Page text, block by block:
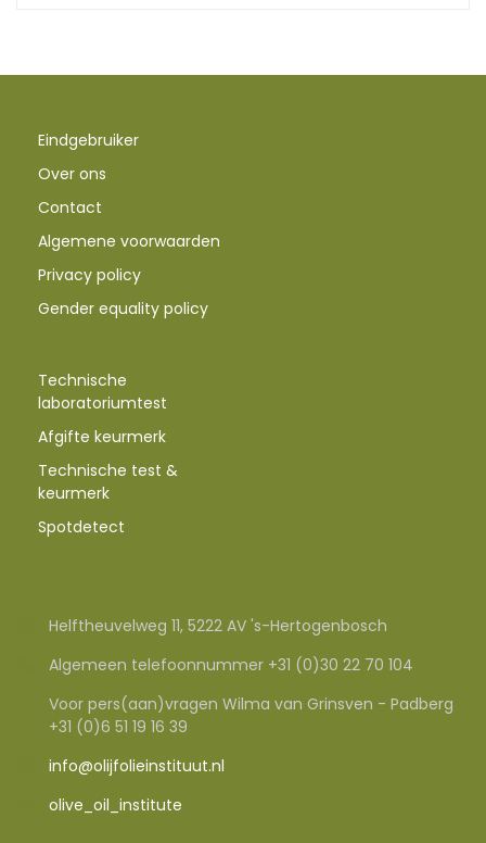
Eindgebruiker
Over ons
Contact
Algemene voorwaarden
Privacy policy
Gender equality policy
Technische
laboratoriumtest
Afgifte keurmerk
Technische test &
keurmerk
Spotdetect
Helftheuvelweg 11, 5222 AV 's-Hertogenbosch
Algemeen telefoonnummer +31 (0)30 22 70 104
Voor pers(aan)vragen Wilma van Grinsven - Padberg
+31 (0)6 51 19 16 39
info@olijfolieinstituut.nl
olive_oil_institute